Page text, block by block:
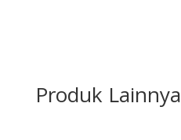
Produk Lainnya